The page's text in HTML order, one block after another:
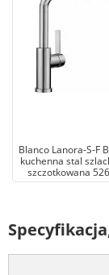
Blanco Lanora-S-F
kuchenna stal
szczotkowana